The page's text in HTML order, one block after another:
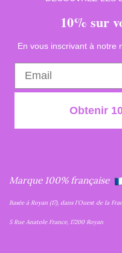
10% sur
En vous inscrivant à notre
Obtenir
Marque 100% française
Basée à Royan (17), dans l'Ouest de la
5 Rue Anatole France, 17200 Royan